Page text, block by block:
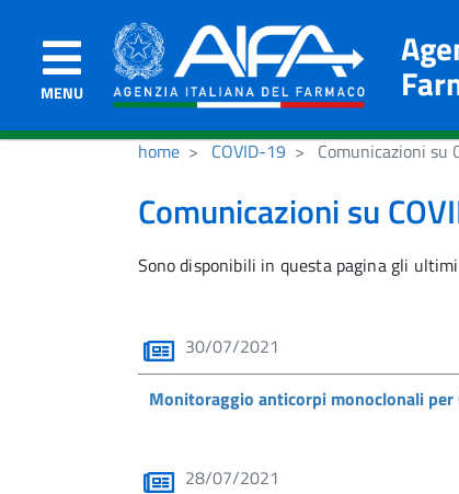
MENU
home COVID-19 Comunicazioni su
Comunicazioni su
Sono disponibili in questa pagina gli
30/07/2021
Monitoraggio anticorpi monoclonali
28/07/2021